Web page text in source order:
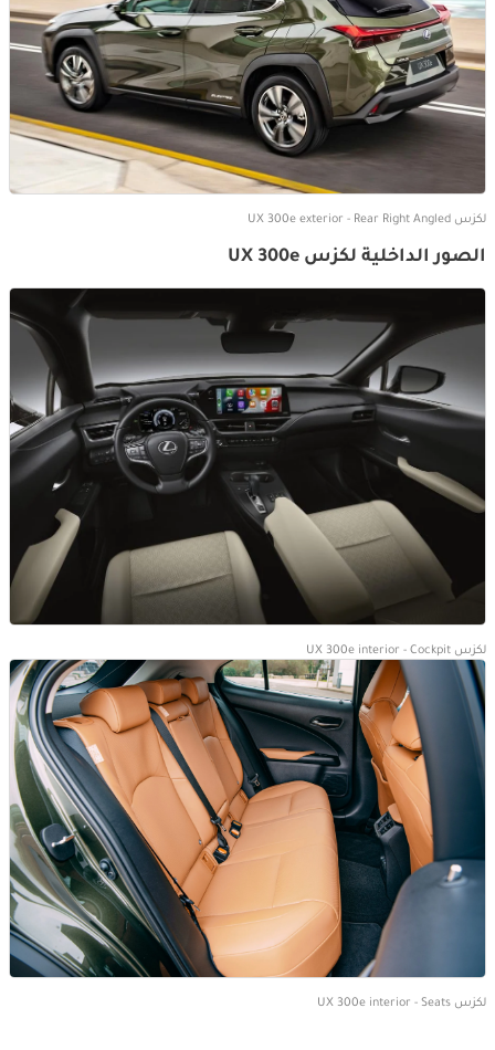
لكزس UX 300e exterior - Rear Right Angled
الصور الداخلية لكزس UX 300e
لكزس UX 300e interior - Cockpit
لكزس UX 300e interior - Seats